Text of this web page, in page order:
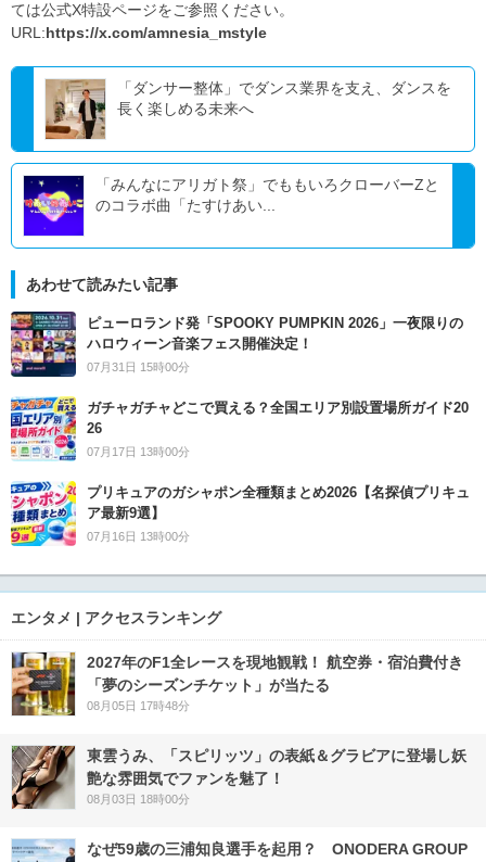
ては公式X特設ページをご参照ください。
URL:https://x.com/amnesia_mstyle
「ダンサー整体」でダンス業界を支え、ダンスを
長く楽しめる未来へ
「みんなにアリガト祭」でももいろクローバーZと
のコラボ曲「たすけあい...
あわせて読みたい記事
ピューロランド発「SPOOKY PUMPKIN 2026」一夜限りの
ハロウィーン音楽フェス開催決定！
07月31日 15時00分
ガチャガチャどこで買える？全国エリア別設置場所ガイド20
26
07月17日 13時00分
プリキュアのガシャポン全種類まとめ2026【名探偵プリキュ
ア最新9選】
07月16日 13時00分
エンタメ | アクセスランキング
2027年のF1全レースを現地観戦！ 航空券・宿泊費付き
「夢のシーズンチケット」が当たる
08月05日 17時48分
東雲うみ、「スピリッツ」の表紙＆グラビアに登場し妖
艶な雰囲気でファンを魅了！
08月03日 18時00分
なぜ59歳の三浦知良選手を起用？ ONODERA GROUP